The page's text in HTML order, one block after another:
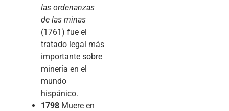
las ordenanzas
de las minas
(1761) fue el
tratado legal más
importante sobre
minería en el
mundo
hispánico.
1798 Muere en